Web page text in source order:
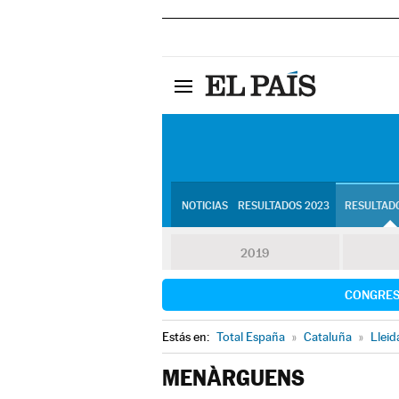
NOTICIAS RESULTADOS 2023
2019
Estás en: Total España » Cataluña »
MENÀRGUENS